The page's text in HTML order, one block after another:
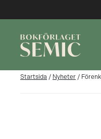
Startsida / Nyheter /